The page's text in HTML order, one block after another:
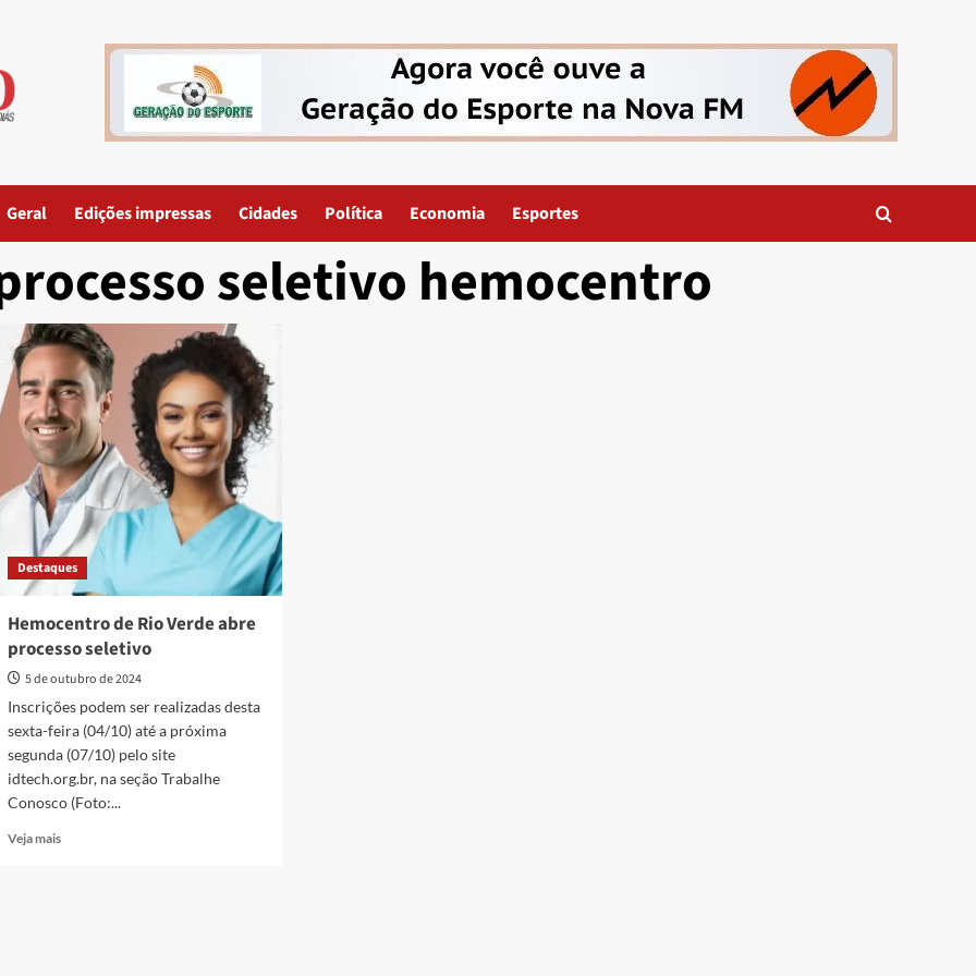
Geral Edições impressas Cidades Política Economia Esportes
seletivo hemocentro
Destaques
Hemocentro de Rio Verde abre
processo seletivo
5 de outubro de 2024
Inscrições podem ser realizadas desta
sexta-feira (04/10) até a próxima
segunda (07/10) pelo site
idtech.org.br, na seção Trabalhe
Conosco (Foto:...
Veja maisRead